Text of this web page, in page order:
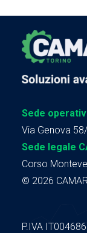
Sede
Via Genova
Sede legale
Corso
© 2026
P.IVA